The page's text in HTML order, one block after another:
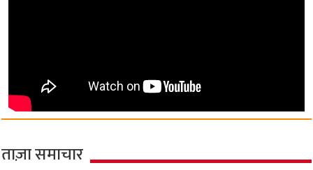
ताज़ा समाचार